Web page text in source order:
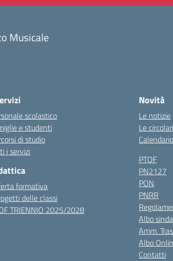
Musicale
scolastico
e studenti
di studio
i servizi
formativa
delle classi
TRIENNIO 2025/2028
Novità
Le notizie
Le circolari
PTOF
PN2127
PON
PNRR
Albo
Amm.
Albo
Contatti